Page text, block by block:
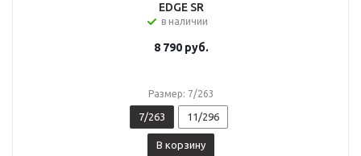
EDGE SR
в наличии
8 790руб.
Размер: 7/263
7/263 11/296
В корзину